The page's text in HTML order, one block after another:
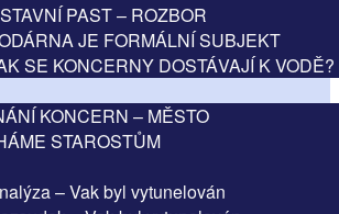
PAST – ROZBOR
JE FORMÁLNÍ SUBJEKT
SE KONCERNY DOSTÁVAJÍ K VODĚ?
KONCERN – MĚSTO
STAROSTŮM
– Vak byl vytunelován